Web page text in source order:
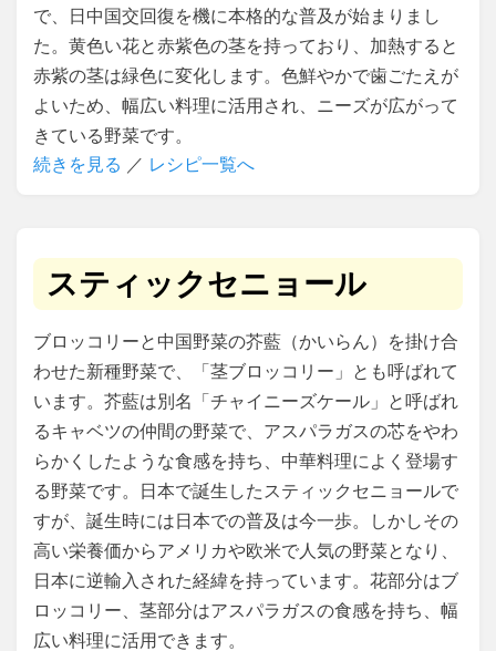
で、日中国交回復を機に本格的な普及が始まりまし
た。黄色い花と赤紫色の茎を持っており、加熱すると
赤紫の茎は緑色に変化します。色鮮やかで歯ごたえが
よいため、幅広い料理に活用され、ニーズが広がって
きている野菜です。
続きを見る ／ レシピ一覧へ
スティックセニョール
ブロッコリーと中国野菜の芥藍（かいらん）を掛け合
わせた新種野菜で、「茎ブロッコリー」とも呼ばれて
います。芥藍は別名「チャイニーズケール」と呼ばれ
るキャベツの仲間の野菜で、アスパラガスの芯をやわ
らかくしたような食感を持ち、中華料理によく登場す
る野菜です。日本で誕生したスティックセニョールで
すが、誕生時には日本での普及は今一歩。しかしその
高い栄養価からアメリカや欧米で人気の野菜となり、
日本に逆輸入された経緯を持っています。花部分はブ
ロッコリー、茎部分はアスパラガスの食感を持ち、幅
広い料理に活用できます。